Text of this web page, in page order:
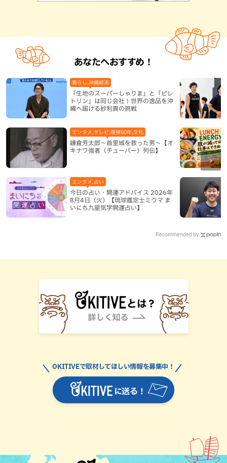
あなたへおすすめ！
「生地のスーパーしゃりま」と「ピレ
トリン」は同じ会社！世界の逸品を沖
縄へ届ける紗利真の挑戦
暮らし,沖縄経済
鎌倉芳太郎～首里城を救った男～【オ
キナワ強者（チューバー）列伝】
エンタメ,テレビ,復帰50年,文化
今日の占い・開運アドバイス 2026年
8月4日（火）【琉球鑑定士ミウマ ま
いにち九星気学開運占い】
エンタメ,占い
Recommended by
に送る！
OKITIVEで取材してほしい情報を募集中！